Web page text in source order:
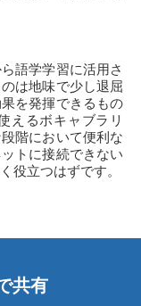
語学学習に活用さ
は地味で少し退屈
を発揮できるもの
えるボキャブラリ
階において便利な
トに接続できない
役立つはずです。
共有